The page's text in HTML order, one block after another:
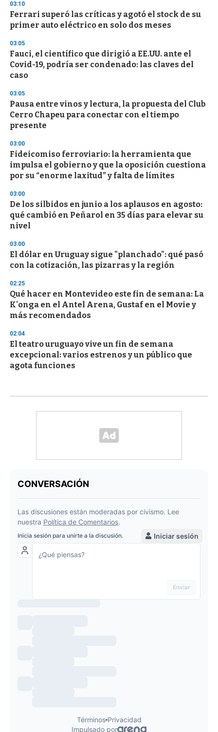
d
s
o
f
3
s
e
c
o
d
s
03:10
Ferrari superó las críticas y agotó el stock de su
primer auto eléctrico en solo dos meses
03:05
Fauci, el científico que dirigió a EE.UU. ante el
Covid-19, podría ser condenado: las claves del
caso
03:05
Pausa entre vinos y lectura, la propuesta del Club
Cerro Chapeu para conectar con el tiempo
presente
03:00
Fideicomiso ferroviario: la herramienta que
impulsa el gobierno y que la oposición cuestiona
por su “enorme laxitud” y falta de límites
03:00
De los silbidos en junio a los aplausos en agosto:
qué cambió en Peñarol en 35 días para elevar su
nivel
03:00
El dólar en Uruguay sigue "planchado": qué pasó
con la cotización, las pizarras y la región
02:25
Qué hacer en Montevideo este fin de semana: La
K'onga en el Antel Arena, Gustaf en el Movie y
más recomendados
02:04
El teatro uruguayo vive un fin de semana
excepcional: varios estrenos y un público que
agota funciones